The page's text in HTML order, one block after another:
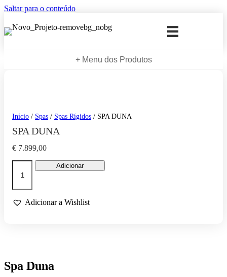
Saltar para o conteúdo
+ Menu dos Produtos
Início / Spas / Spas Rígidos / SPA DUNA
SPA DUNA
€ 7.899,00
Quantidade
DUNA
Adicionar
Adicionar a Wishlist
Spa Duna